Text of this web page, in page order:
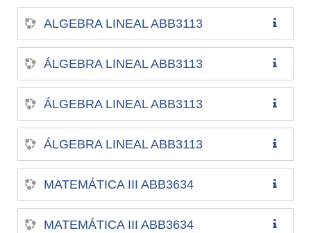
ALGEBRA LINEAL ABB3113
ÁLGEBRA LINEAL ABB3113
ÁLGEBRA LINEAL ABB3113
ÁLGEBRA LINEAL ABB3113
MATEMÁTICA III ABB3634
MATEMÁTICA III ABB3634